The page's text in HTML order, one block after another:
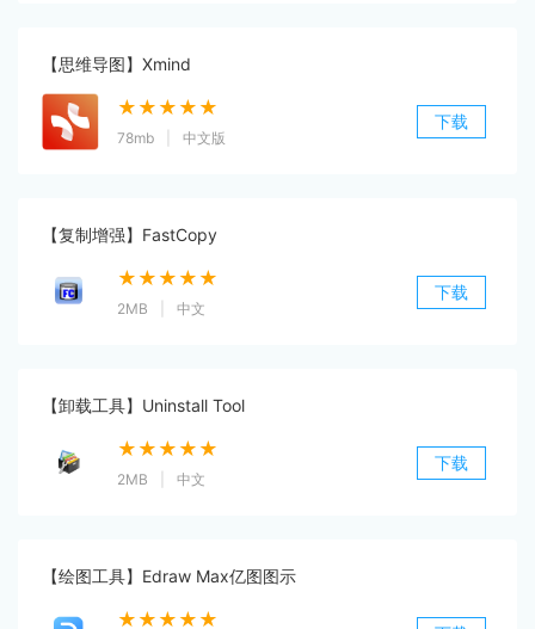
【思维导图】Xmind
★★★★★
78mb 中文版
下载
【复制增强】FastCopy
★★★★★
2MB 中文
下载
【卸载工具】Uninstall Tool
★★★★★
2MB 中文
下载
【绘图工具】Edraw Max亿图图示
★★★★★